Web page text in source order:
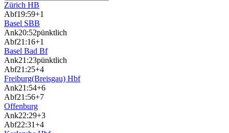
Zürich HB
Abf19:59+1
Basel SBB
Ank20:52pünktlich
Abf21:16+1
Basel Bad Bf
Ank21:23pünktlich
Abf21:25+4
Freiburg(Breisgau) Hbf
Ank21:54+6
Abf21:56+7
Offenburg
Ank22:29+3
Abf22:31+4